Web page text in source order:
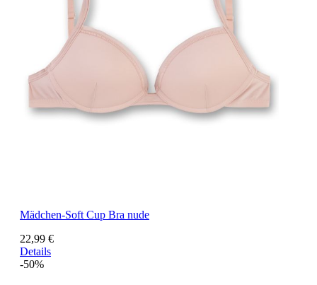
Mädchen-Soft Cup Bra nude
22,99 €
Details
-50%